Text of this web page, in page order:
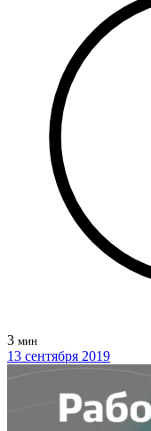
3 мин
13 сентября 2019